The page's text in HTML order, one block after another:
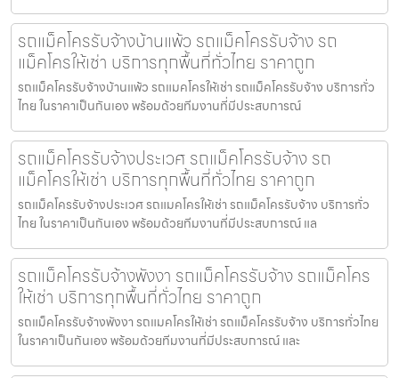
รถแม็คโครรับจ้างบ้านแพ้ว รถแม็คโครรับจ้าง รถ
แม็คโครให้เช่า บริการทุกพื้นที่ทั่วไทย ราคาถูก
รถแม็คโครรับจ้างบ้านแพ้ว รถแมคโครให้เช่า รถแม็คโครรับจ้าง บริการทั่ว
ไทย ในราคาเป็นกันเอง พร้อมด้วยทีมงานที่มีประสบการณ์
รถแม็คโครรับจ้างประเวศ รถแม็คโครรับจ้าง รถ
แม็คโครให้เช่า บริการทุกพื้นที่ทั่วไทย ราคาถูก
รถแม็คโครรับจ้างประเวศ รถแมคโครให้เช่า รถแม็คโครรับจ้าง บริการทั่ว
ไทย ในราคาเป็นกันเอง พร้อมด้วยทีมงานที่มีประสบการณ์ แล
รถแม็คโครรับจ้างพังงา รถแม็คโครรับจ้าง รถแม็คโคร
ให้เช่า บริการทุกพื้นที่ทั่วไทย ราคาถูก
รถแม็คโครรับจ้างพังงา รถแมคโครให้เช่า รถแม็คโครรับจ้าง บริการทั่วไทย
ในราคาเป็นกันเอง พร้อมด้วยทีมงานที่มีประสบการณ์ และ